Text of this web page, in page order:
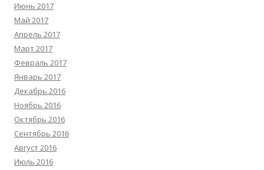
Июнь 2017
Май 2017
Апрель 2017
Март 2017
Февраль 2017
Январь 2017
Декабрь 2016
Ноябрь 2016
Октябрь 2016
Сентябрь 2016
Август 2016
Июль 2016